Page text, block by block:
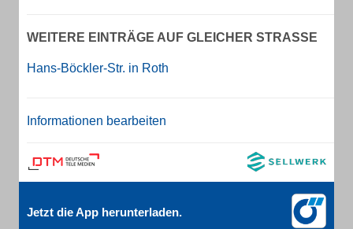
WEITERE EINTRÄGE AUF GLEICHER STRASSE
Hans-Böckler-Str. in Roth
Informationen bearbeiten
Jetzt die App herunterladen.